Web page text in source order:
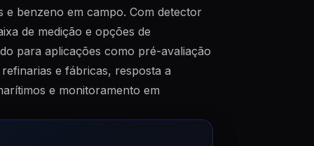
e benzeno em campo. Com detector
de medição e opções de
para aplicações como pré-avaliação
e fábricas, resposta a
e monitoramento em